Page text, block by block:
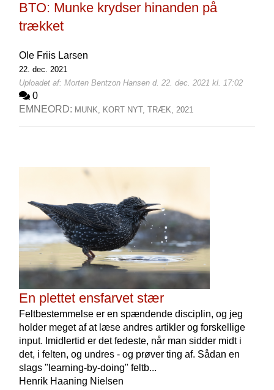
BTO: Munke krydser hinanden på
trækket
Ole Friis Larsen
22. dec. 2021
Uploadet af: Morten Bentzon Hansen d. 22. dec. 2021 kl. 17:02
0
EMNEORD: MUNK, KORT NYT, TRÆK, 2021
En plettet ensfarvet stær
Feltbestemmelse er en spændende disciplin, og jeg
holder meget af at læse andres artikler og forskellige
input. Imidlertid er det fedeste, når man sidder midt i
det, i felten, og undres - og prøver ting af. Sådan en
slags "learning-by-doing" feltb...
Henrik Haaning Nielsen